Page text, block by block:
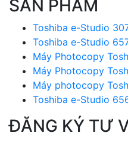
SẢN PHẨM
Toshiba e-Studio
Toshiba e-Studio
Máy Photocopy
Máy Photocopy
Máy photocopy
Toshiba e-Studio
ĐĂNG KÝ TƯ